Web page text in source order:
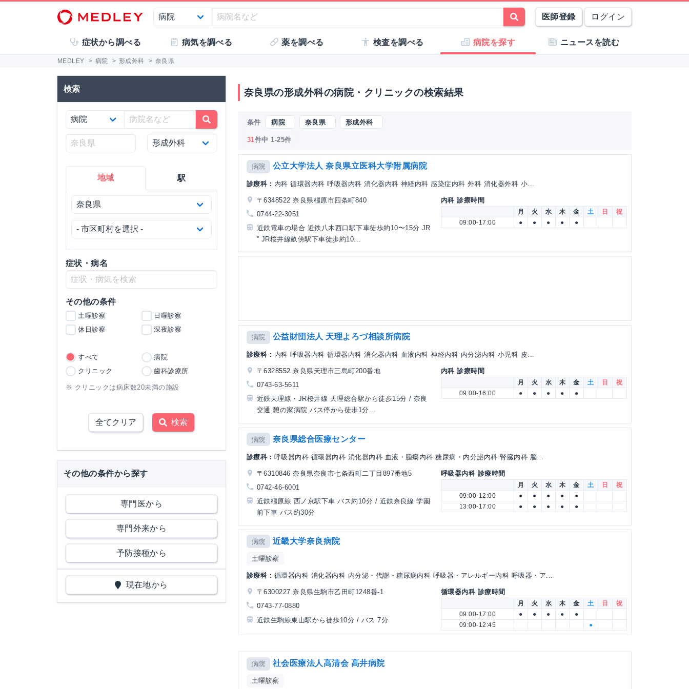
医師登録 ログイン
症状から調べる 病気を調べる 薬を調べる 検査を調べる 病院を探す ニュースを読む
MEDLEY > 病院 > 形成外科 > 奈良県
検索
地域 駅
症状・病名
その他の条件
土曜診察
日曜診察
休日診察
深夜診察
すべて
病院
クリニック
歯科診療所
※ クリニックは病床数20未満の施設
全てクリア 検索
その他の条件から探す
専門医から
専門外来から
予防接種から
現在地から
奈良県の形成外科の病院・クリニックの検索結果
条件 病院 奈良県 形成外科
31件中 1-25件
病院 公立大学法人 奈良県立医科大学附属病院
診療科： 内科 循環器内科 呼吸器内科 消化器内科 神経内科 感染症内科 外科 消化器外科 小...
〒6348522 奈良県橿原市四条町840
0744-22-3051
近鉄電車の場合 近鉄八木西口駅下車徒歩約10〜15分 JR
” JR桜井線畝傍駅下車徒歩約10...
内科 診療時間
月 火 水 木 金 土 日
祝
09:00-17:00
● ● ● ● ●
病院 公益財団法人 天理よろづ相談所病院
診療科： 内科 呼吸器内科 循環器内科 消化器内科 血液内科 神経内科 内分泌内科 小児科 皮...
〒6328552 奈良県天理市三島町200番地
0743-63-5611
近鉄天理線・JR桜井線 天理総合駅から徒歩15分 / 奈良
交通 憩の家病院 バス停から徒歩1分...
内科 診療時間
月 火 水 木 金 土 日
祝
09:00-16:00
● ● ● ● ●
病院 奈良県総合医療センター
診療科： 呼吸器内科 循環器内科 消化器内科 血液・腫瘍内科 糖尿病・内分泌内科 腎臓内科 脳...
〒6310846 奈良県奈良市七条西町二丁目897番地5
0742-46-6001
近鉄橿原線 西ノ京駅下車 バス約10分 / 近鉄奈良線 学園
前下車 バス約30分
呼吸器内科 診療時間
月 火 水 木 金 土 日
祝
09:00-12:00
● ● ● ●
●
13:00-17:00
● ● ● ● ●
病院 近畿大学奈良病院
土曜診察
診療科： 循環器内科 消化器内科 内分泌・代謝・糖尿病内科 呼吸器・アレルギー内科 呼吸器・ア...
〒6300227 奈良県生駒市乙田町1248番-1
0743-77-0880
近鉄生駒線東山駅から徒歩10分 / バス 7分
循環器内科 診療時間
月 火 水 木 金 土 日
祝
09:00-17:00
● ● ● ●
●
09:00-12:45
●
病院 社会医療法人高清会 高井病院
土曜診察